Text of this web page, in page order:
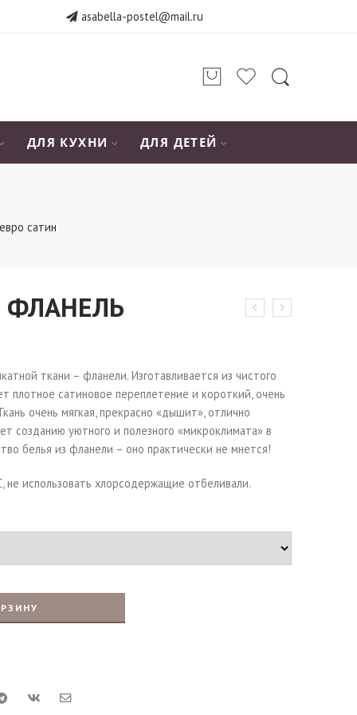
asabella-postel@mail.ru
ДЛЯ КУХНИ ДЛЯ ДЕТЕЙ
сатин
ФЛАНЕЛЬ
ткани – фланели. Изготавливается из чистого
плотное сатиновое переплетение и короткий, очень
очень мягкая, прекрасно «дышит», отлично
созданию уютного и полезного «микроклимата» в
белья из фланели – оно практически не мнется!
не использовать хлорсодержащие отбеливали.